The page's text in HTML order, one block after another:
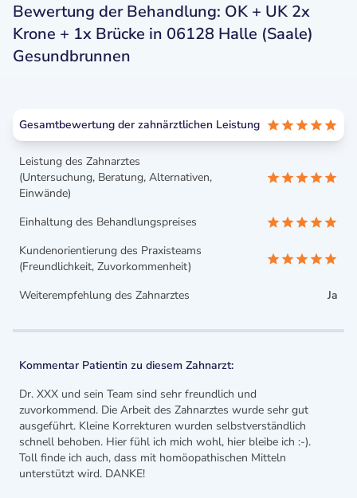
Bewertung der Behandlung: OK + UK 2x
Krone + 1x Brücke in 06128 Halle (Saale)
Gesundbrunnen
Gesamtbewertung der zahnärztlichen Leistung
Leistung des Zahnarztes
(Untersuchung, Beratung, Alternativen,
Einwände)
Einhaltung des Behandlungspreises
Kundenorientierung des Praxisteams
(Freundlichkeit, Zuvorkommenheit)
Weiterempfehlung des Zahnarztes
Ja
Kommentar Patientin zu diesem Zahnarzt:
Dr. XXX und sein Team sind sehr freundlich und
zuvorkommend. Die Arbeit des Zahnarztes wurde sehr gut
ausgeführt. Kleine Korrekturen wurden selbstverständlich
schnell behoben. Hier fühl ich mich wohl, hier bleibe ich :-).
Toll finde ich auch, dass mit homöopathischen Mitteln
unterstützt wird. DANKE!